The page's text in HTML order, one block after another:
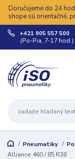
Doručujeme do 24
shope sú orientačné,
+421 905 557 500
(Po-Pia, 7-17 hod.)
Pneumatiky
Alliance 460 / 85 R38